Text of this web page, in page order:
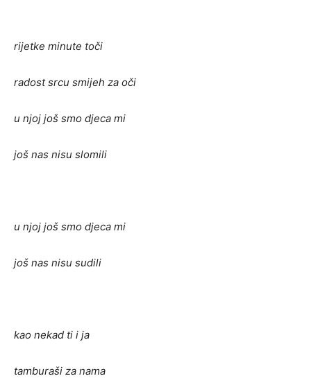
rijetke minute toči
radost srcu smijeh za oči
u njoj još smo djeca mi
još nas nisu slomili
u njoj još smo djeca mi
još nas nisu sudili
kao nekad ti i ja
tamburaši za nama